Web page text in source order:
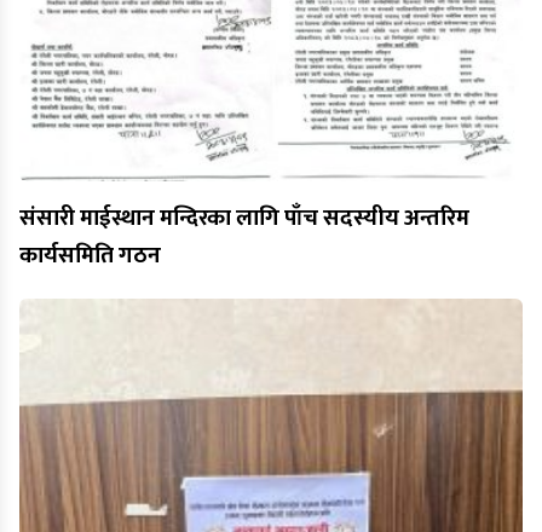
संसारी माईस्थान मन्दिरका लागि पाँच सदस्यीय अन्तरिम
कार्यसमिति गठन